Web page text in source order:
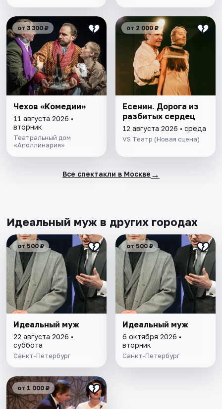
от 3 300 ₽
Чехов «Комедии»
11 августа 2026 •
вторник
Театральный дом
«Аполлинария»
от 2 000 ₽
Есенин. Дорога из
разбитых сердец
12 августа 2026 • среда
VS Театр (Новая сцена)
Все спектакли в Москве →
Идеальный муж в других городах
от 500 ₽
Идеальный муж
22 августа 2026 •
суббота
Санкт-Петербург
от 500 ₽
Идеальный муж
6 октября 2026 •
вторник
Санкт-Петербург
от 1 000 ₽